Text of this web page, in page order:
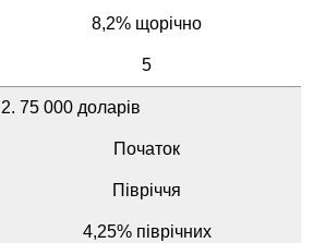
8,2% щорічно
5
2. 75 000 доларів
Початок
Півріччя
4,25% піврічних